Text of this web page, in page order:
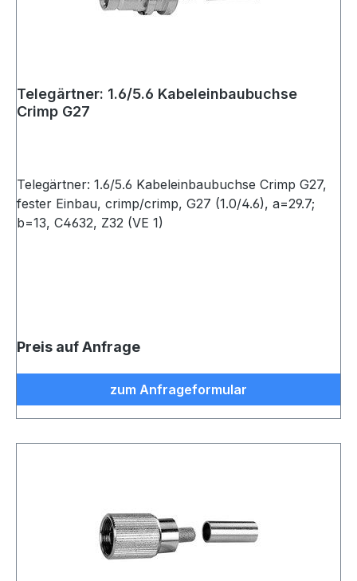
Telegärtner: 1.6/5.6 Kabeleinbaubuchse
Crimp G27
Telegärtner: 1.6/5.6 Kabeleinbaubuchse Crimp G27,
fester Einbau, crimp/crimp, G27 (1.0/4.6), a=29.7;
b=13, C4632, Z32 (VE 1)
Preis auf Anfrage
zum Anfrageformular